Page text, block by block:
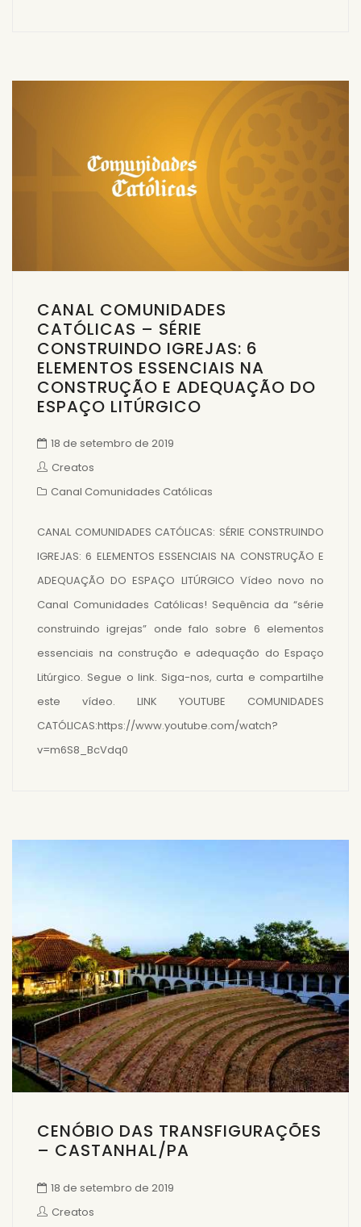
CANAL COMUNIDADES
CATÓLICAS – SÉRIE
CONSTRUINDO IGREJAS: 6
ELEMENTOS ESSENCIAIS NA
CONSTRUÇÃO E ADEQUAÇÃO DO
ESPAÇO LITÚRGICO
18 de setembro de 2019
Creatos
Canal Comunidades Católicas
CANAL COMUNIDADES CATÓLICAS: SÉRIE CONSTRUINDO
IGREJAS: 6 ELEMENTOS ESSENCIAIS NA CONSTRUÇÃO E
ADEQUAÇÃO DO ESPAÇO LITÚRGICO Vídeo novo no
Canal Comunidades Católicas! Sequência da “série
construindo igrejas” onde falo sobre 6 elementos
essenciais na construção e adequação do Espaço
Litúrgico. Segue o link. Siga-nos, curta e compartilhe
este vídeo. LINK YOUTUBE COMUNIDADES
CATÓLICAS:https://www.youtube.com/watch?
v=m6S8_BcVdq0
CENÓBIO DAS TRANSFIGURAÇÕES
– CASTANHAL/PA
18 de setembro de 2019
Creatos